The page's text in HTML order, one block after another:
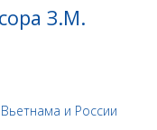
З.М.